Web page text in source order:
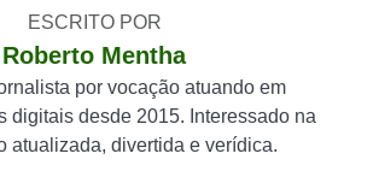
ESCRITO POR
Roberto Mentha
por vocação atuando em
digitais desde 2015. Interessado na
atualizada, divertida e verídica.